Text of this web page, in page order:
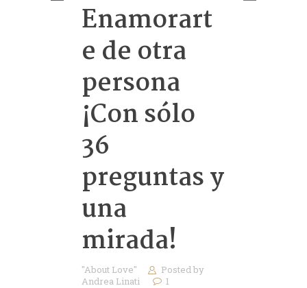
Enamorart
e de otra
persona
¡Con sólo
36
preguntas y
una
mirada!
"About Love"
Posted by
Andrea Linati
1